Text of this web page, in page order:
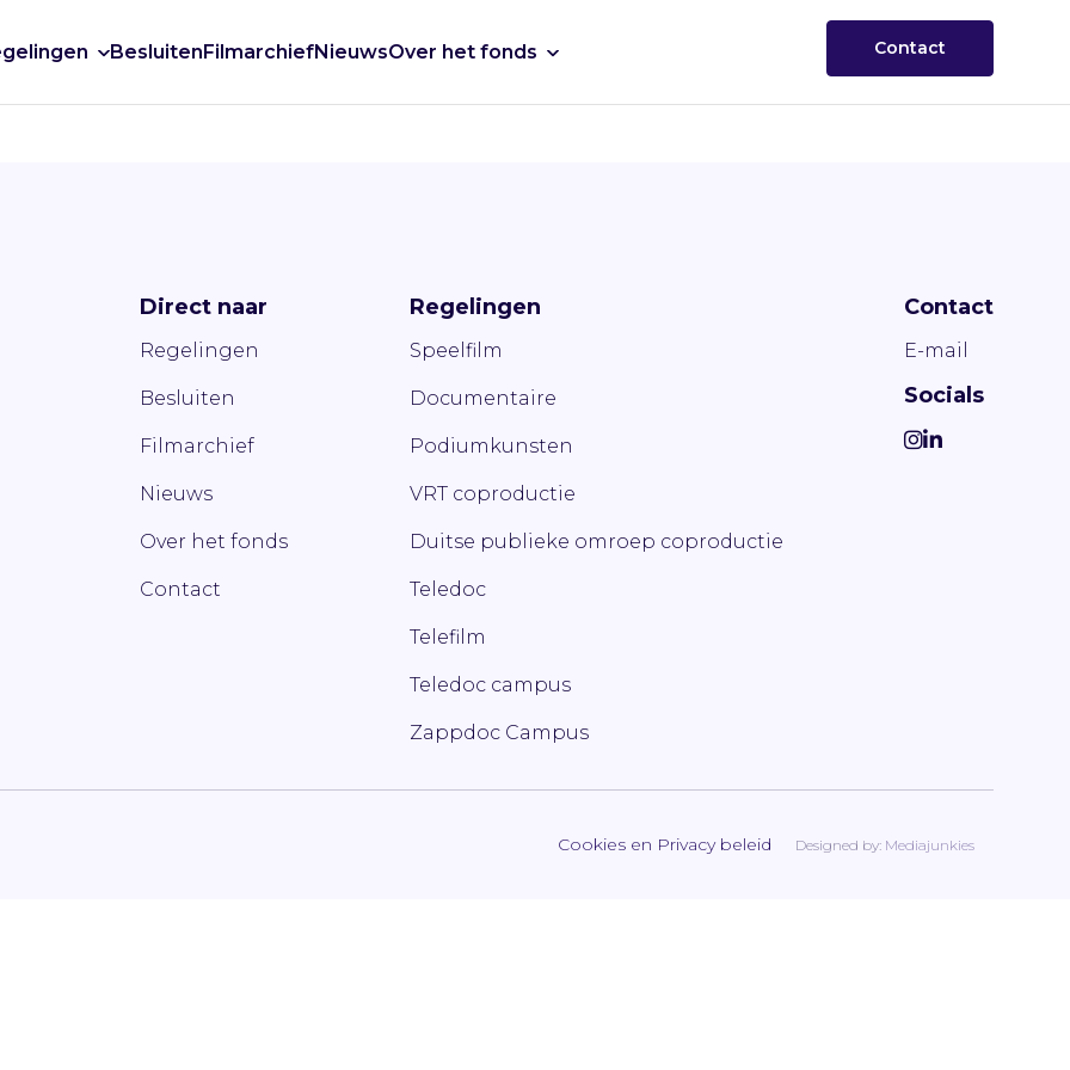
BesluitenFilmarchiefNieuwsOver het fonds Contact
Direct naar
Regelingen
Besluiten
Filmarchief
Nieuws
Over het fonds
Contact
Regelingen
Speelfilm
Documentaire
Podiumkunsten
VRT coproductie
Duitse publieke omroep coproductie
Teledoc
Telefilm
Teledoc campus
Zappdoc Campus
Contact
E-mail
Socials
Cookies en Privacy beleid Designed by: Mediajunkies